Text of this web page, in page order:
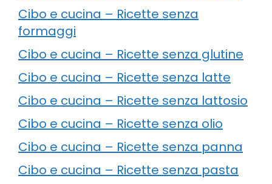
Cibo e cucina – Ricette senza
formaggi
Cibo e cucina – Ricette senza glutine
Cibo e cucina – Ricette senza latte
Cibo e cucina – Ricette senza lattosio
Cibo e cucina – Ricette senza olio
Cibo e cucina – Ricette senza panna
Cibo e cucina – Ricette senza pasta